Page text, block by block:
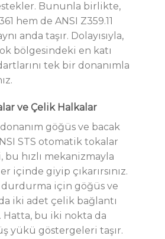
Bununla birlikte,
hem de ANSI Z359.11
anda taşır. Dolayısıyla,
bölgesindeki en katı
tek bir donanımla
ve Çelik Halkalar
göğüs ve bacak
STS otomatik tokalar
bu hızlı mekanizmayla
içinde giyip çıkarırsınız.
için göğüs ve
iki adet çelik bağlantı
Hatta, bu iki nokta da
yükü göstergeleri taşır.